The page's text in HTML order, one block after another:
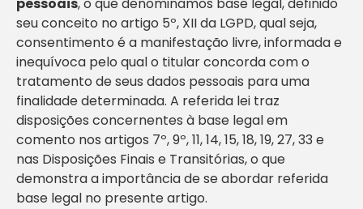
pessoais, o que denominamos base legal, definido
seu conceito no artigo 5º, XII da LGPD, qual seja,
consentimento é a manifestação livre, informada e
inequívoca pelo qual o titular concorda com o
tratamento de seus dados pessoais para uma
finalidade determinada. A referida lei traz
disposições concernentes à base legal em
comento nos artigos 7º, 9º, 11, 14, 15, 18, 19, 27, 33 e
nas Disposições Finais e Transitórias, o que
demonstra a importância de se abordar referida
base legal no presente artigo.